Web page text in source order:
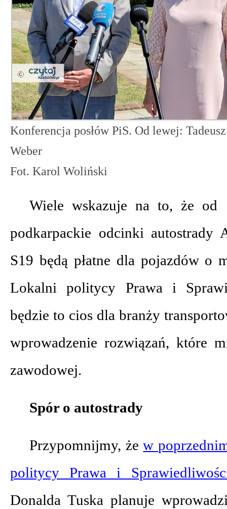
Konferencja posłów PiS. Od lewej:
Weber
Fot. Karol Woliński
Wiele wskazuje na to, że od
podkarpackie odcinki autostrady
S19 będą płatne dla pojazdów o
Lokalni politycy Prawa i
będzie to cios dla branży
wprowadzenie rozwiązań, które
zawodowej.
Spór o autostrady
Przypomnijmy, żew
politycy Prawa i
Donalda Tuska planuje